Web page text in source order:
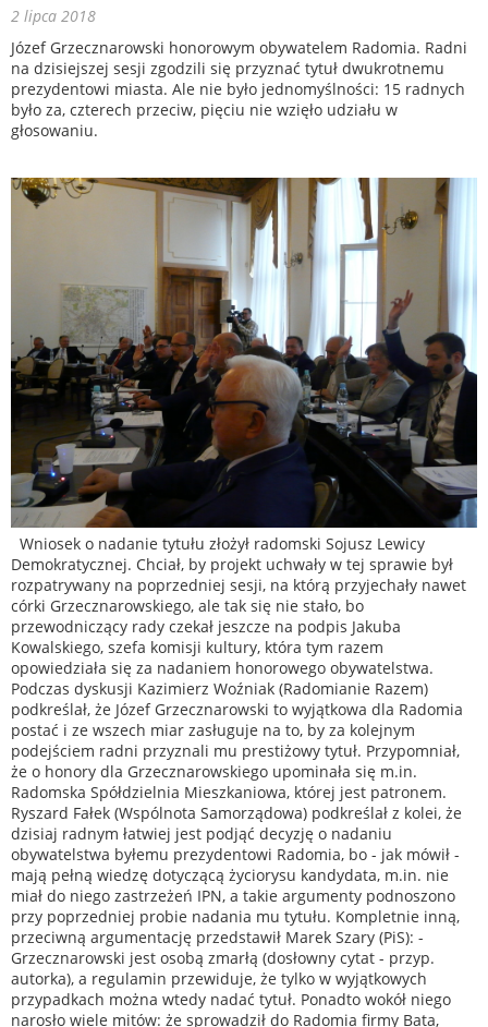
2 lipca 2018
Józef Grzecznarowski honorowym obywatelem Radomia. Radni
na dzisiejszej sesji zgodzili się przyznać tytuł dwukrotnemu
prezydentowi miasta. Ale nie było jednomyślności: 15 radnych
było za, czterech przeciw, pięciu nie wzięło udziału w
głosowaniu.
Wniosek o nadanie tytułu złożył radomski Sojusz Lewicy
Demokratycznej. Chciał, by projekt uchwały w tej sprawie był
rozpatrywany na poprzedniej sesji, na którą przyjechały nawet
córki Grzecznarowskiego, ale tak się nie stało, bo
przewodniczący rady czekał jeszcze na podpis Jakuba
Kowalskiego, szefa komisji kultury, która tym razem
opowiedziała się za nadaniem honorowego obywatelstwa.
Podczas dyskusji Kazimierz Woźniak (Radomianie Razem)
podkreślał, że Józef Grzecznarowski to wyjątkowa dla Radomia
postać i ze wszech miar zasługuje na to, by za kolejnym
podejściem radni przyznali mu prestiżowy tytuł. Przypomniał,
że o honory dla Grzecznarowskiego upominała się m.in.
Radomska Spółdzielnia Mieszkaniowa, której jest patronem.
Ryszard Fałek (Wspólnota Samorządowa) podkreślał z kolei, że
dzisiaj radnym łatwiej jest podjąć decyzję o nadaniu
obywatelstwa byłemu prezydentowi Radomia, bo - jak mówił -
mają pełną wiedzę dotyczącą życiorysu kandydata, m.in. nie
miał do niego zastrzeżeń IPN, a takie argumenty podnoszono
przy poprzedniej probie nadania mu tytułu. Kompletnie inną,
przeciwną argumentację przedstawił Marek Szary (PiS): -
Grzecznarowski jest osobą zmarłą (dosłowny cytat - przyp.
autorka), a regulamin przewiduje, że tylko w wyjątkowych
przypadkach można wtedy nadać tytuł. Ponadto wokół niego
narosło wiele mitów: że sprowadził do Radomia firmy Bata,